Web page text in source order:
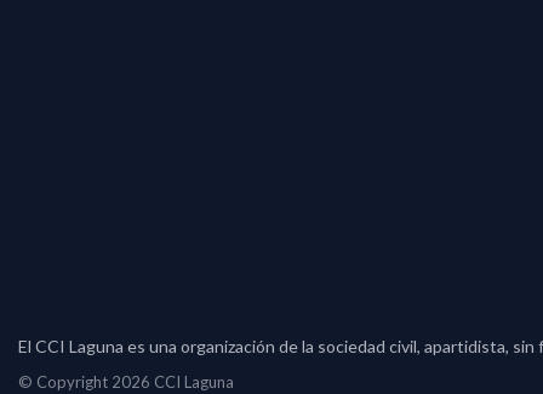
El CCI Laguna es una organización de la sociedad civil, apartidista,
© Copyright 2026 CCI Laguna